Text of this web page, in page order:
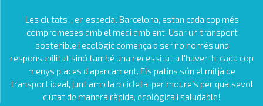
Les ciutats i, en especial Barcelona, estan cada cop més
compromeses amb el medi ambient. Usar un transport
sostenible i ecològic comença a ser no només una
responsabilitat sinó també una necessitat a l'haver-hi cada cop
menys places d'aparcament. Els patins són el mitjà de
transport ideal, junt amb la bicicleta, per moure's per qualsevol
ciutat de manera ràpida, ecològica i saludable!